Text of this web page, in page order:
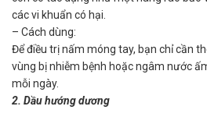
các vi khuẩn có hại.
– Cách dùng:
Để điều trị nấm móng tay, bạn chỉ cần
vùng bị nhiễm bệnh hoặc ngâm nước
mỗi ngày.
2. Dầu hướng dương